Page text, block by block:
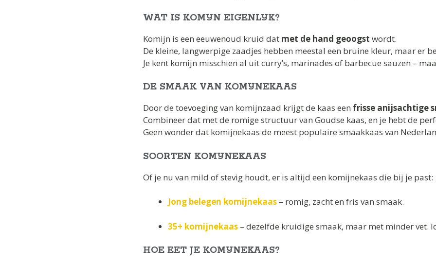
WAT IS KOMIJN EIGENLIJK?
Komijn is een eeuwenoud kruid dat met de hand geoogst wordt.
De kleine, langwerpige zaadjes hebben meestal een bruine kleur, maar er
Je kent komijn misschien al uit curry’s, marinades of barbecue sauzen –
DE SMAAK VAN KOMIJNEKAAS
Door de toevoeging van komijnzaad krijgt de kaas een frisse anijsachtige
Combineer dat met de romige structuur van Goudse kaas, en je hebt de
Geen wonder dat komijnekaas de meest populaire smaakkaas van
SOORTEN KOMIJNEKAAS
Of je nu van mild of stevig houdt, er is altijd een komijnekaas die bij je past:
Jong belegen komijnekaas – romig, zacht en fris van smaak.
35+ komijnekaas – dezelfde kruidige smaak, maar met minder vet.
HOE EET JE KOMIJNEKAAS?